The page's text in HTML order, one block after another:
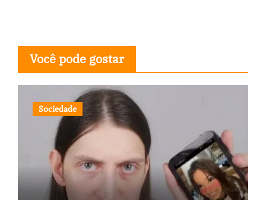
Você pode gostar
Sociedade